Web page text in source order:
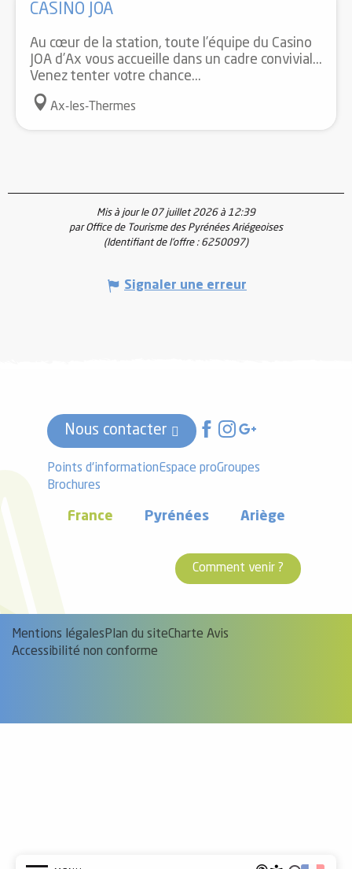
CASINO JOA
Au cœur de la station, toute l’équipe du Casino
JOA d’Ax vous accueille dans un cadre convivial...
Venez tenter votre chance...
Ax-les-Thermes
Mis à jour le 07 juillet 2026 à 12:39
par Office de Tourisme des Pyrénées Ariégeoises
(Identifiant de l'offre : 6250097)
Signaler une erreur
Nous contacter
Points d'informationEspace proGroupes
Brochures
France Pyrénées Ariège
Comment venir ?
Mentions légalesPlan du siteCharte Avis
Accessibilité non conforme